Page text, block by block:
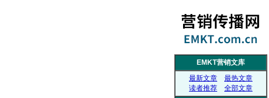
EMKT营销文库
最新文章
最热文章
读者推荐
全部文章